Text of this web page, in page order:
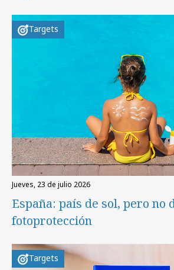
Targets
jueves, 23 de julio 2026
España: país de sol, pero no
fotoprotección
Targets